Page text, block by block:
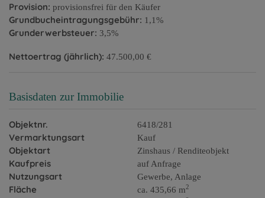
Provision: provisionsfrei für den Käufer
Grundbucheintragungsgebühr: 1,1%
Grunderwerbsteuer: 3,5%
Nettoertrag (jährlich): 47.500,00 €
Basisdaten zur Immobilie
Objektnr. 6418/281
Vermarktungsart Kauf
Objektart Zinshaus / Renditeobjekt
Kaufpreis auf Anfrage
Nutzungsart Gewerbe Anlage
Fläche ca. 435,66 m2